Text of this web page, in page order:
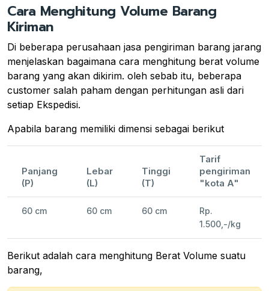
Cara Menghitung Volume Barang
Kiriman
Di beberapa perusahaan jasa pengiriman barang jarang
menjelaskan bagaimana cara menghitung berat volume
barang yang akan dikirim. oleh sebab itu, beberapa
customer salah paham dengan perhitungan asli dari
setiap Ekspedisi.
Apabila barang memiliki dimensi sebagai berikut
Panjang
(P)
Lebar
(L)
Tinggi
(T)
Tarif
pengiriman
"kota A"
60 cm 60 cm 60 cm
Rp.
1.500,-/kg
Berikut adalah cara menghitung Berat Volume suatu
barang,